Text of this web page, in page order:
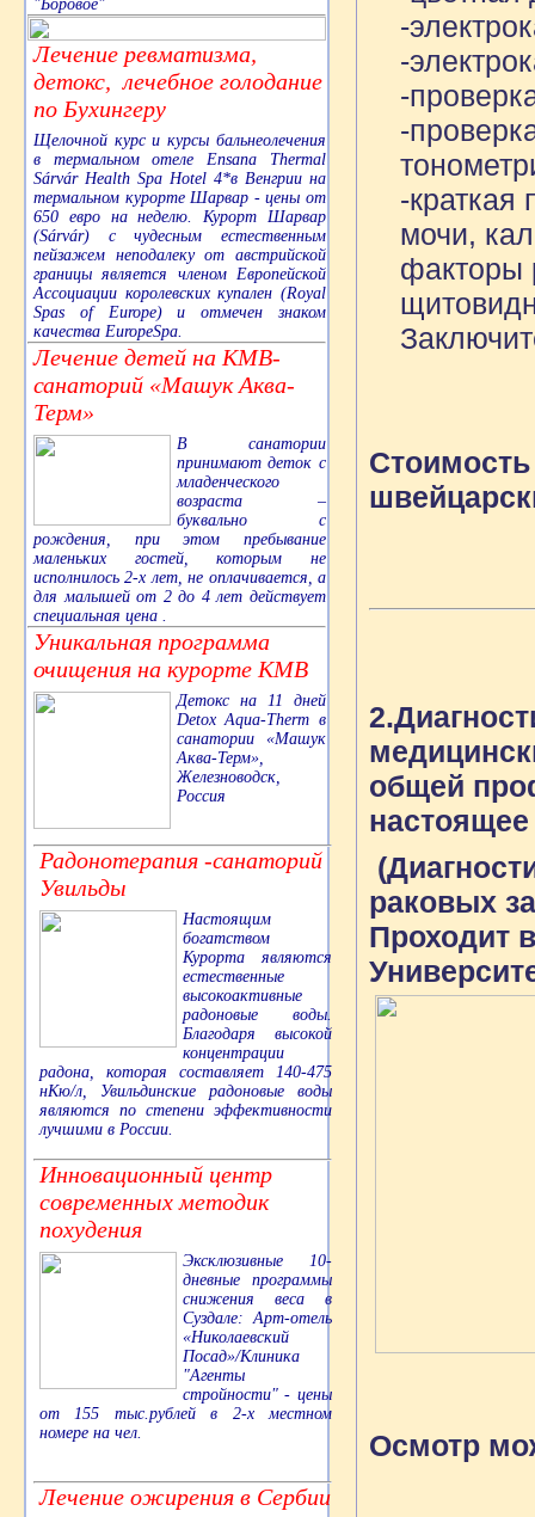
"Боровое"
Лечение ревматизма,
детокс, лечебное голодание
по Бухингеру
Щелочной курс и курсы бальнеолечения
в термальном отеле Ensana Thermal
Sárvár Health Spa Hotel 4*в Венгрии на
термальном курорте Шарвар - цены от
650 евро на неделю. Курорт Шарвар
(Sárvár) с чудесным естественным
пейзажем неподалеку от австрийской
границы является членом Европейской
Ассоциации королевских купален (Royal
Spas of Europe) и отмечен знаком
качества EuropeSpa.
Лечение детей на КМВ-
санаторий «Машук Аква-
Терм»
В санатории
принимают деток с
младенческого
возраста –
буквально с
рождения, при этом пребывание
маленьких гостей, которым не
исполнилось 2-х лет, не оплачивается, а
для малышей от 2 до 4 лет действует
специальная цена .
Уникальная программа
очищения на курорте КМВ
Детокс на 11 дней
Detox Aqua-Therm в
санатории «Машук
Аква-Терм»,
Железноводск,
Россия
Радонотерапия -санаторий
Увильды
Настоящим
богатством
Курорта являются
естественные
высокоактивные
радоновые воды.
Благодаря высокой
концентрации
радона, которая составляет 140-475
нКю/л, Увильдинские радоновые воды
являются по степени эффективности
лучшими в России.
Инновационный центр
современных методик
похудения
Эксклюзивные 10-
дневные программы
снижения веса в
Суздале: Арт-отель
«Николаевский
Посад»/Клиника
"Агенты
стройности" - цены
от 155 тыс.рублей в 2-х местном
номере на чел.
Лечение ожирения в Сербии
-
-
-
-
-краткая
мочи,
факторы
общей
раковых
Проходит
Осмотр